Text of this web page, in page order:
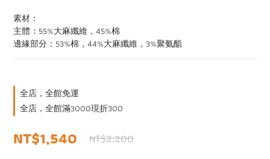
素材：
主體：55%大麻纖維，45%棉
邊緣部分：53%棉，44%大麻纖維，3%聚氨酯
全店，全館免運
全店，全館滿3000現折300
NT$1,540 NT$2,200